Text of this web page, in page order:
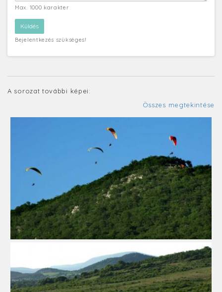
Max. 1000 karakter
Bejelentkezés szükséges!
A sorozat további képei:
Összes megtekintése